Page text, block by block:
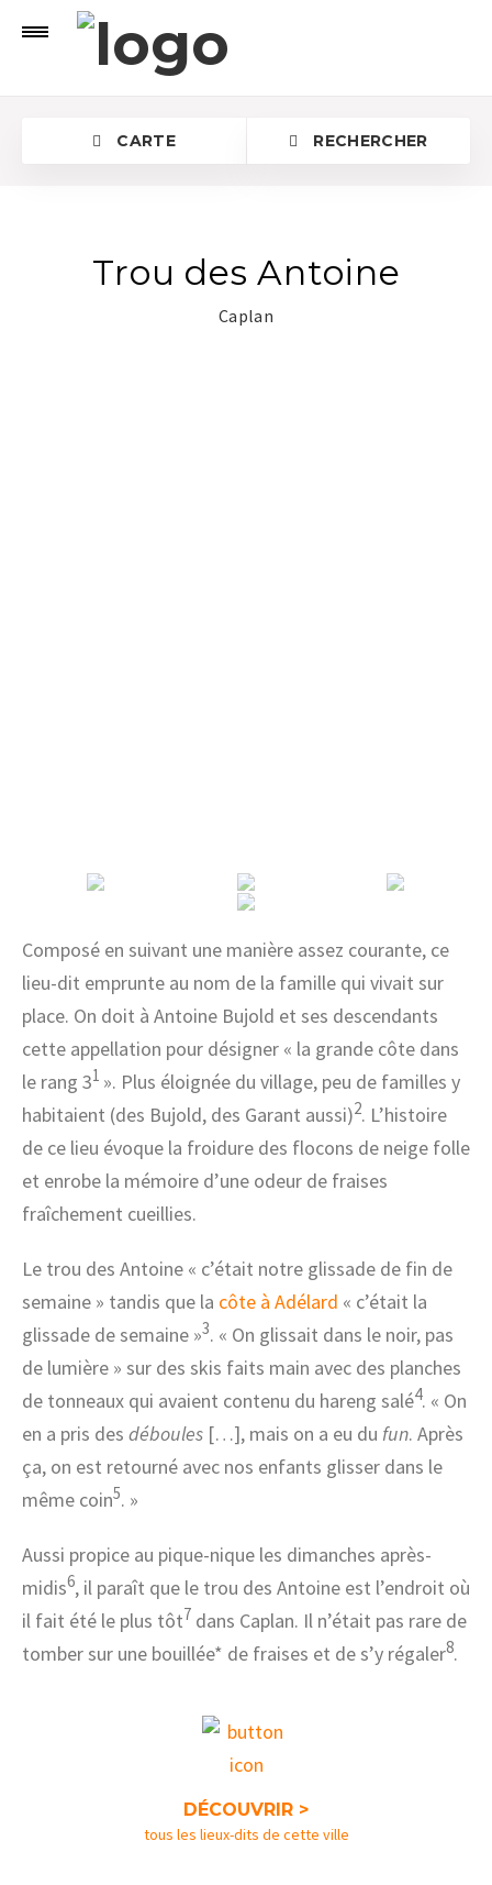
CARTE RECHERCHER
Trou des Antoine
Caplan
Composé en suivant une manière assez courante, ce
lieu-dit emprunte au nom de la famille qui vivait sur
place. On doit à Antoine Bujold et ses descendants
cette appellation pour désigner « la grande côte dans
le rang 31 ». Plus éloignée du village, peu de familles y
habitaient (des Bujold, des Garant aussi)2. L’histoire
de ce lieu évoque la froidure des flocons de neige folle
et enrobe la mémoire d’une odeur de fraises
fraîchement cueillies.
Le trou des Antoine « c’était notre glissade de fin de
semaine » tandis que la côte à Adélard « c’était la
glissade de semaine »3. « On glissait dans le noir, pas
de lumière » sur des skis faits main avec des planches
de tonneaux qui avaient contenu du hareng salé4. « On
en a pris des déboules […], mais on a eu du fun. Après
ça, on est retourné avec nos enfants glisser dans le
même coin5. »
Aussi propice au pique-nique les dimanches après-
midis6, il paraît que le trou des Antoine est l’endroit où
il fait été le plus tôt7 dans Caplan. Il n’était pas rare de
tomber sur une bouillée* de fraises et de s’y régaler8.
DÉCOUVRIR >
tous les lieux-dits de cette ville